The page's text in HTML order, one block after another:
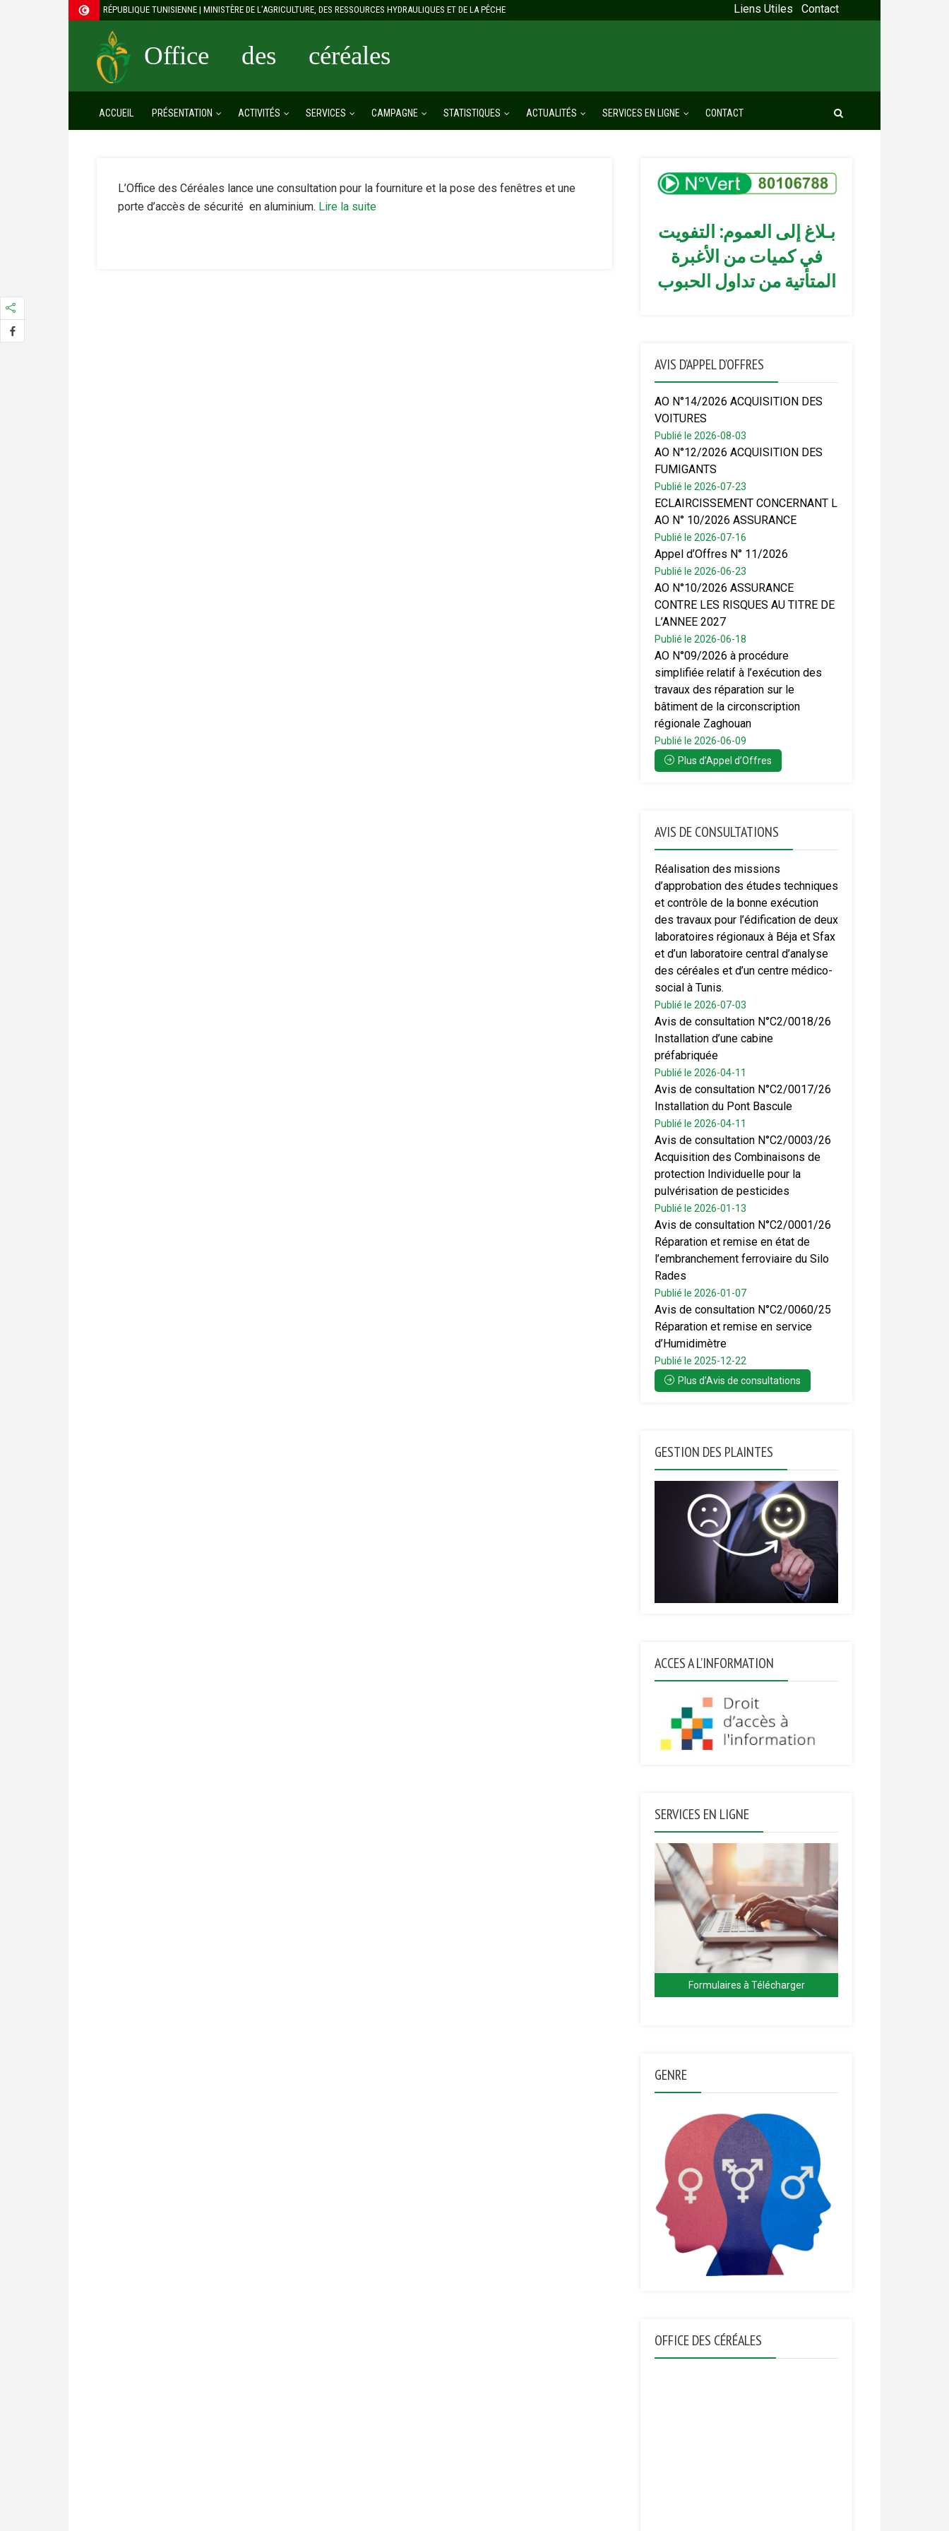
RÉPUBLIQUE TUNISIENNE | MINISTÈRE DE L’AGRICULTURE, DES RESSOURCES HYDRAULIQUES ET DE LA PÊCHE Liens Utiles Contact
Office des céréales
ACCUEIL PRÉSENTATION ACTIVITÉS SERVICES CAMPAGNE STATISTIQUES ACTUALITÉS SERVICES EN LIGNE CONTACT
L’Office des Céréales lance une consultation pour la fourniture et la pose des fenêtres et une
porte d’accès de sécurité en aluminium. Lire la suite
بـلاغ إلى العموم: التفويت
في كميات من الأغبرة
المتأتية من تداول الحبوب
AVIS D’APPEL D’OFFRES
AO N°14/2026 ACQUISITION DES
VOITURES
Publié le 2026-08-03
AO N°12/2026 ACQUISITION DES
FUMIGANTS
Publié le 2026-07-23
ECLAIRCISSEMENT CONCERNANT L
AO N° 10/2026 ASSURANCE
Publié le 2026-07-16
Appel d’Offres N° 11/2026
Publié le 2026-06-23
AO N°10/2026 ASSURANCE
CONTRE LES RISQUES AU TITRE DE
L’ANNEE 2027
Publié le 2026-06-18
AO N°09/2026 à procédure
simplifiée relatif à l’exécution des
travaux des réparation sur le
bâtiment de la circonscription
régionale Zaghouan
Publié le 2026-06-09
Plus d’Appel d’Offres
AVIS DE CONSULTATIONS
Réalisation des missions
d’approbation des études techniques
et contrôle de la bonne exécution
des travaux pour l’édification de deux
laboratoires régionaux à Béja et Sfax
et d’un laboratoire central d’analyse
des céréales et d’un centre médico-
social à Tunis.
Publié le 2026-07-03
Avis de consultation N°C2/0018/26
Installation d’une cabine
préfabriquée
Publié le 2026-04-11
Avis de consultation N°C2/0017/26
Installation du Pont Bascule
Publié le 2026-04-11
Avis de consultation N°C2/0003/26
Acquisition des Combinaisons de
protection Individuelle pour la
pulvérisation de pesticides
Publié le 2026-01-13
Avis de consultation N°C2/0001/26
Réparation et remise en état de
l’embranchement ferroviaire du Silo
Rades
Publié le 2026-01-07
Avis de consultation N°C2/0060/25
Réparation et remise en service
d’Humidimètre
Publié le 2025-12-22
Plus d’Avis de consultations
GESTION DES PLAINTES
ACCES A L’INFORMATION
SERVICES EN LIGNE
Formulaires à Télécharger
GENRE
OFFICE DES CÉRÉALES